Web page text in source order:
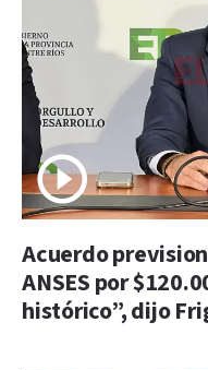
Acuerdo
ANSES por
histórico”, dijo